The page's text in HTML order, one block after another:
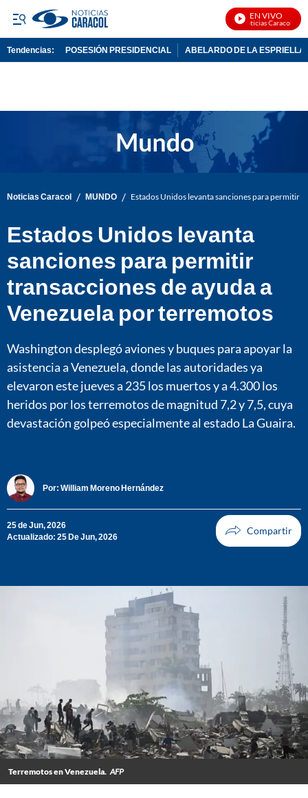
EN VIVO
Noticias Caracol En
Tendencias: POSESIÓN PRESIDENCIAL ABELARDO DE LA ESPRIELLA
Noticias Caracol / MUNDO / Estados Unidos levanta sanciones para permitir
Estados Unidos levanta
sanciones para permitir
transacciones de ayuda a
Venezuela por terremotos
Washington desplegó aviones y buques para apoyar la
asistencia a Venezuela, donde las autoridades ya
elevaron este jueves a 235 los muertos y a 4.300 los
heridos por los terremotos de magnitud 7,2 y 7,5, cuya
devastación golpeó especialmente al estado La Guaira.
Por: William Moreno Hernández
25 de Jun, 2026
Actualizado: 25 De Jun, 2026
Terremotos en Venezuela. AFP